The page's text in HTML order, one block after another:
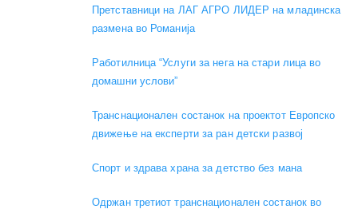
Претставници на ЛАГ АГРО ЛИДЕР на младинска
размена во Романија
Работилница “Услуги за нега на стари лица во
домашни услови”
Транснационален состанок на проектот Европско
движење на експерти за ран детски развој
Спорт и здрава храна за детство без мана
Одржан третиот транснационален состанок во